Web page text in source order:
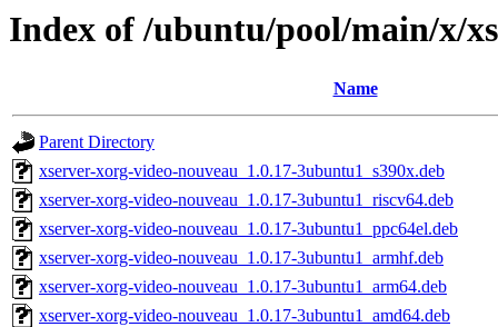
Index of /ubuntu/pool/main/x/
Name
Parent Directory
xserver-xorg-video-nouveau_1.0.17-3ubuntu1_s390x.deb
xserver-xorg-video-nouveau_1.0.17-3ubuntu1_riscv64.deb
xserver-xorg-video-nouveau_1.0.17-3ubuntu1_ppc64el.deb
xserver-xorg-video-nouveau_1.0.17-3ubuntu1_armhf.deb
xserver-xorg-video-nouveau_1.0.17-3ubuntu1_arm64.deb
xserver-xorg-video-nouveau_1.0.17-3ubuntu1_amd64.deb